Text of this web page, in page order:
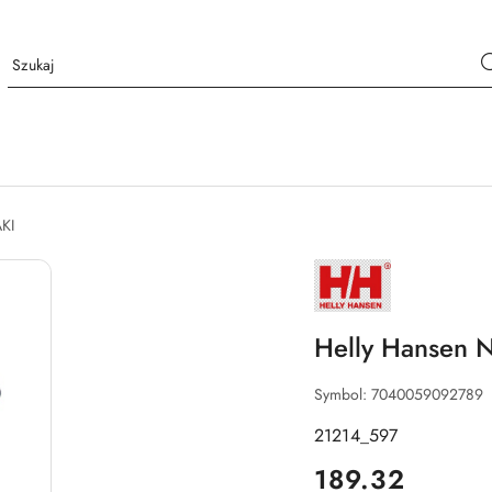
NAZWA
PRODUCENTA:
HELLY
HANSEN
Helly Hansen
Symbol: 7040059092789
21214_597
cena:
189.32